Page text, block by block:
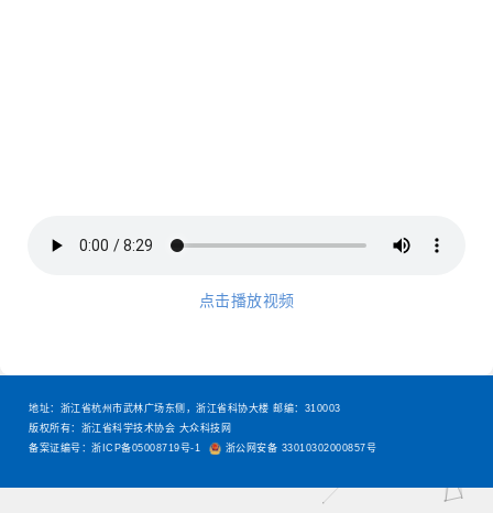
点击播放视频
地址：浙江省杭州市武林广场东侧，浙江省科协大楼 邮编：310003
版权所有：浙江省科学技术协会 大众科技网
备案证编号：浙ICP备05008719号-1
浙公网安备 33010302000857号